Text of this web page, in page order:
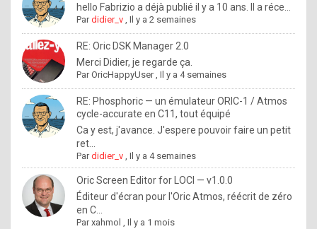
o
l
e
x
.
I
f
y
o
u
w
hello Fabrizio a déjà publié il y a 10 ans. Il a réce...
Pardidier_v ,Il y a 2 semaines
RE: Oric DSK Manager 2.0
Merci Didier, je regarde ça.
ParOricHappyUser,Il y a 4 semaines
RE: Phosphoric — un émulateur ORIC-1 / Atmos
cycle-accurate en C11, tout équipé
Ca y est, j'avance. J'espere pouvoir faire un petit
ret...
Pardidier_v ,Il y a 4 semaines
Oric Screen Editor for LOCI — v1.0.0
Éditeur d'écran pour l'Oric Atmos, réécrit de zéro
en C...
Parxahmol ,Il y a 1 mois